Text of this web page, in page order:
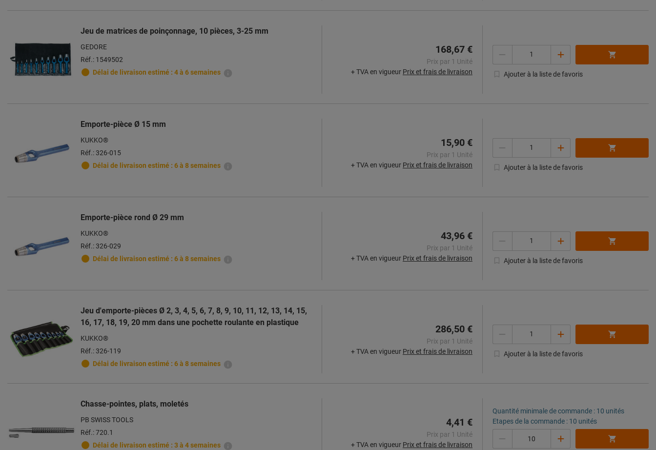
Jeu de matrices de poinçonnage, 10 pièces, 3-25 mm
GEDORE
Réf.: 1549502
Délai de livraison estimé : 4 à 6 semaines
168,67 €
Prix par 1 Unité
+ TVA en vigueur Prix et frais de livraison Ajouter à la liste de favoris
Emporte-pièce Ø 15 mm
KUKKO®
Réf.: 326-015
Délai de livraison estimé : 6 à 8 semaines
15,90 €
Prix par 1 Unité
+ TVA en vigueur Prix et frais de livraison Ajouter à la liste de favoris
Emporte-pièce rond Ø 29 mm
KUKKO®
Réf.: 326-029
Délai de livraison estimé : 6 à 8 semaines
43,96 €
Prix par 1 Unité
+ TVA en vigueur Prix et frais de livraison Ajouter à la liste de favoris
Jeu d'emporte-pièces Ø 2, 3, 4, 5, 6, 7, 8, 9, 10, 11, 12, 13, 14, 15,
16, 17, 18, 19, 20 mm dans une pochette roulante en plastique
KUKKO®
Réf.: 326-119
Délai de livraison estimé : 6 à 8 semaines
286,50 €
Prix par 1 Unité
+ TVA en vigueur Prix et frais de livraison Ajouter à la liste de favoris
Chasse-pointes, plats, moletés
PB SWISS TOOLS
Réf.: 720.1
Délai de livraison estimé : 3 à 4 semaines
4,41 €
Prix par 1 Unité
+ TVA en vigueur Prix et frais de livraison
Quantité minimale de commande : 10 unités
Etapes de la commande : 10 unités